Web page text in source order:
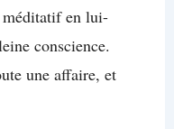
en lui-
conscience.
une affaire, et